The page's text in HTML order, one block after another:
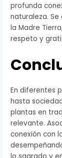
profunda
naturaleza.
la Madre
respeto y
En diferentes
hasta
plantas en
relevante.
conexión con